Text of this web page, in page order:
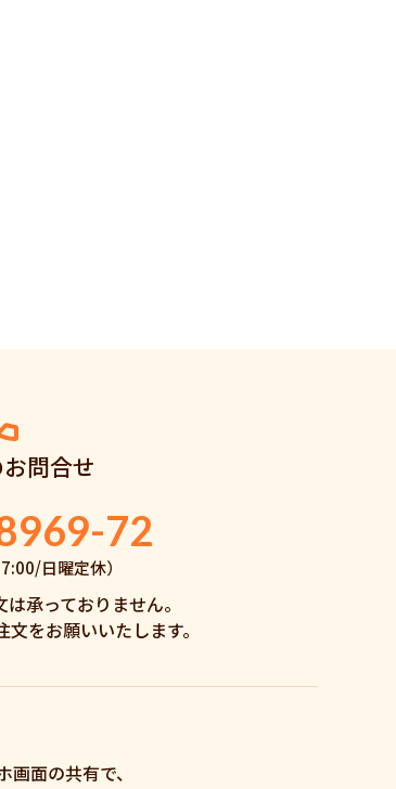
問合せ
72
日曜定休）
承っておりません。
をお願いいたします。
画面の共有で、